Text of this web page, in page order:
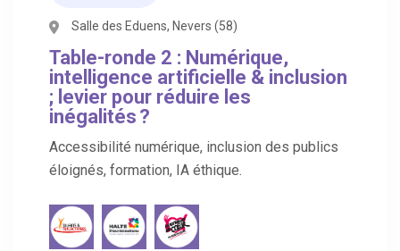
Salle des Eduens, Nevers (58)
Table-ronde 2 : Numérique,
intelligence artificielle & inclusion
; levier pour réduire les
inégalités ?
Accessibilité numérique, inclusion des publics
éloignés, formation, IA éthique.